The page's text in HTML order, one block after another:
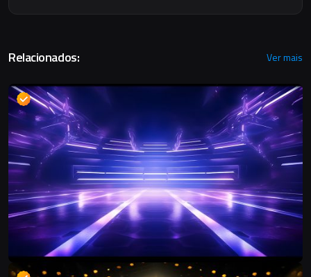
Relacionados: Ver mais